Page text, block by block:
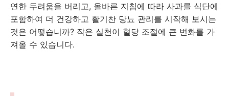
연한 두려움을 버리고, 올바른 지침에 따라 사과를 식단에
포함하여 더 건강하고 활기찬 당뇨 관리를 시작해 보시는
것은 어떻습니까? 작은 실천이 혈당 조절에 큰 변화를 가
져올 수 있습니다.